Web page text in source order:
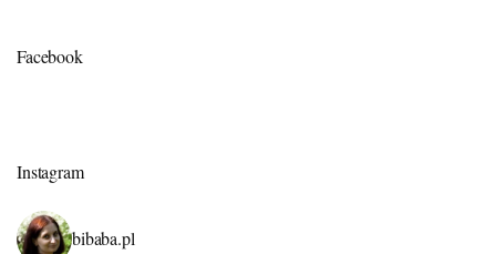
Facebook
Instagram
bibaba.pl